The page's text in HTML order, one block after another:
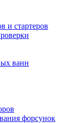
и стартеров
ванн
форсунок